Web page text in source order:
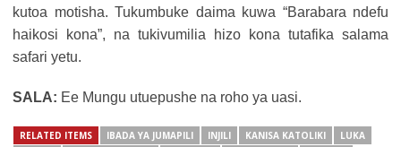
kutoa motisha. Tukumbuke daima kuwa “Barabara ndefu
haikosi kona”, na tukivumilia hizo kona tutafika salama
safari yetu.
SALA: Ee Mungu utuepushe na roho ya uasi.
RELATED ITEMS IBADA YA JUMAPILI INJILI KANISA KATOLIKI
LUKA